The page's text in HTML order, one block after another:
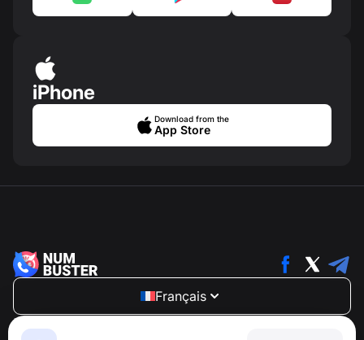
iPhone
Download from the
App Store
Français
NumBuster © 2013—2026 ·